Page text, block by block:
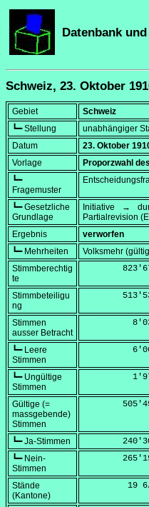
Datenbank
Schweiz, 23. Oktober
Gebiet
Schweiz
┗━ Stellung
unabhängiger
Datum
23. Oktober
Vorlage
Proporzwahl
┗━
Fragemuster
┗━ Gesetzliche
Grundlage
Initiative →
Partialrevision
Ergebnis
verworfen
┗━ Mehrheiten
Volksmehr
Stimmberechtig
te
Stimmbeteiligu
ng
Stimmen
ausser Betracht
┗━ Leere
Stimmen
┗━ Ungültige
Stimmen
Gültige (=
massgebende)
Stimmen
┗━ Ja-Stimmen
┗━ Nein-
Stimmen
Stände
(Kantone)
19